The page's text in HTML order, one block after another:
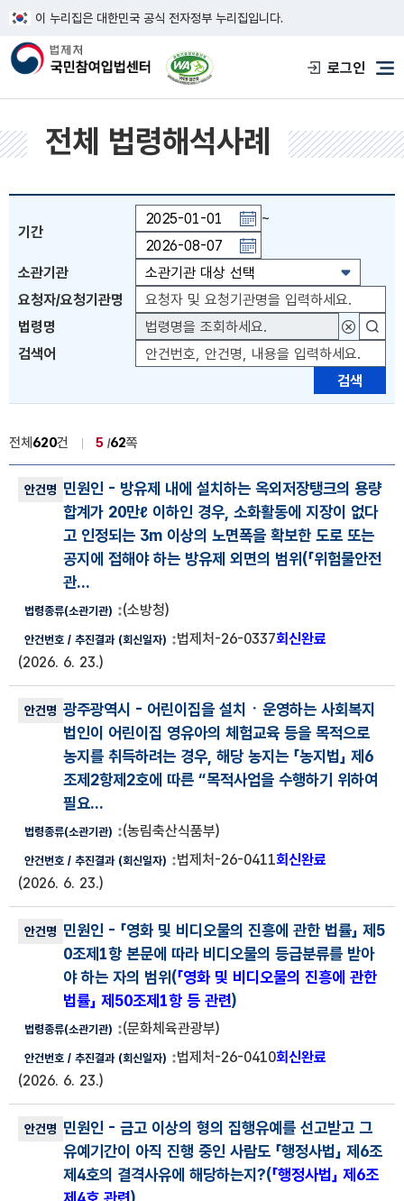
이 누리집은 대한민국 공식 전자정부 누리집입니다.
한국웹접근성인증평가원 웹접근성 사이
로그인
메
전체 법령해석사례
기간
~
기간일자 직접입력 또는 PAGE UP 키 이
소관기관
요청자/요청기관명
법령명
대상법령
검색어
검색
전체 620건 5 62쪽
법령해석사례 번호, 안건명, 법령종류(소관기관), 안건번호, 추진결과
민원인 - 방유제 내에 설치하는 옥외저장탱크의 용량
합계가 20만ℓ 이하인 경우, 소화활동에 지장이 없다
고 인정되는 3m 이상의 노면폭을 확보한 도로 또는
공지에 접해야 하는 방유제 외면의 범위(「위험물안전
관...
(소방청)
법제처-26-0337회신완료
(2026. 6. 23.)
광주광역시 - 어린이집을 설치ㆍ운영하는 사회복지
법인이 어린이집 영유아의 체험교육 등을 목적으로
농지를 취득하려는 경우, 해당 농지는 「농지법」 제6
조제2항제2호에 따른 “목적사업을 수행하기 위하여
필요...
(농림축산식품부)
법제처-26-0411회신완료
(2026. 6. 23.)
민원인 - 「영화 및 비디오물의 진흥에 관한 법률」 제5
0조제1항 본문에 따라 비디오물의 등급분류를 받아
야 하는 자의 범위(「영화 및 비디오물의 진흥에 관한
법률」 제50조제1항 등 관련)
(문화체육관광부)
법제처-26-0410회신완료
(2026. 6. 23.)
민원인 - 금고 이상의 형의 집행유예를 선고받고 그
유예기간이 아직 진행 중인 사람도 「행정사법」 제6조
제4호의 결격사유에 해당하는지?(「행정사법」 제6조